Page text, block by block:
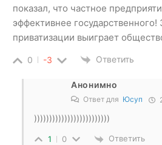
показал, что частное
эффективнее государственного!
приватизации выиграет
0 -3 Ответить
Анонимно
Ответ для Юсуп
)))))))))))))))))))))))))
1 0 Ответить